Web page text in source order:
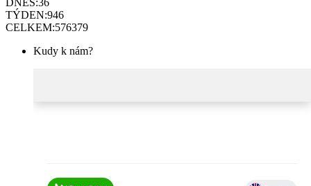
TÝDEN:946
CELKEM:576379
Kudy k nám?